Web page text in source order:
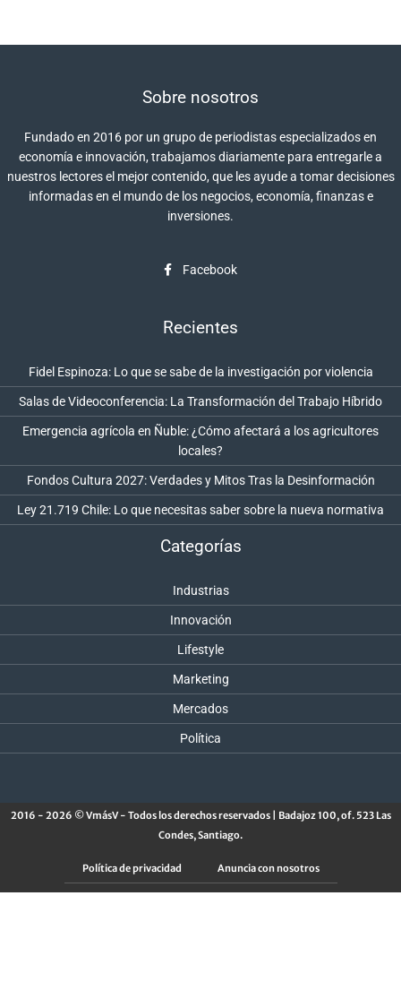
Sobre nosotros
Fundado en 2016 por un grupo de periodistas especializados en
economía e innovación, trabajamos diariamente para entregarle a
nuestros lectores el mejor contenido, que les ayude a tomar decisiones
informadas en el mundo de los negocios, economía, finanzas e
inversiones.
Facebook
Recientes
Fidel Espinoza: Lo que se sabe de la investigación por violencia
Salas de Videoconferencia: La Transformación del Trabajo Híbrido
Emergencia agrícola en Ñuble: ¿Cómo afectará a los agricultores
locales?
Fondos Cultura 2027: Verdades y Mitos Tras la Desinformación
Ley 21.719 Chile: Lo que necesitas saber sobre la nueva normativa
Categorías
Industrias
Innovación
Lifestyle
Marketing
Mercados
Política
2016 - 2026 © VmásV - Todos los derechos reservados | Badajoz 100, of. 523 Las
Condes, Santiago.
Política de privacidad Anuncia con nosotros